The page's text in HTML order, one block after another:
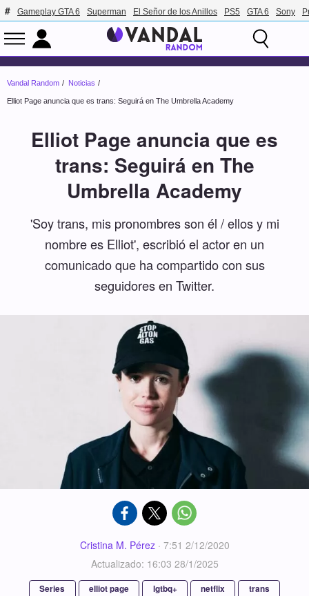
Gameplay GTA 6 Superman El Señor de los Anillos PS5 GTA 6 Sony
Vandal Random Noticias
Elliot Page anuncia que es trans: Seguirá en The Umbrella Academy
Elliot Page anuncia que es
trans: Seguirá en The
Umbrella Academy
'Soy trans, mis pronombres son él / ellos y mi
nombre es Elliot', escribió el actor en un
comunicado que ha compartido con sus
seguidores en Twitter.
Cristina M. Pérez· 7:51 2/12/2020
Actualizado: 16:03 28/1/2025
Series elliot page lgtbq+ netflix
trans